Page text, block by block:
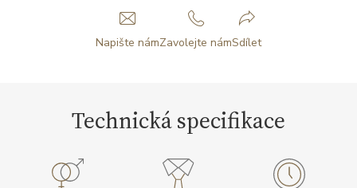
Napište námZavolejte námSdílet
Technická specifikace